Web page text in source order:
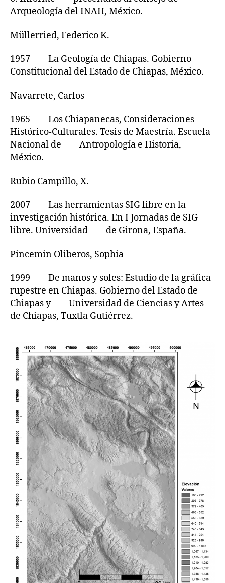
Arqueología del INAH, México.
Müllerried, Federico K.
1957 La Geología de Chiapas. Gobierno
Constitucional del Estado de Chiapas, México.
Navarrete, Carlos
1965 Los Chiapanecas, Consideraciones
Histórico-Culturales. Tesis de Maestría. Escuela
Nacional de Antropología e Historia,
México.
Rubio Campillo, X.
2007 Las herramientas SIG libre en la
investigación histórica. En I Jornadas de SIG
libre. Universidad de Girona, España.
Pincemin Oliberos, Sophia
1999 De manos y soles: Estudio de la gráfica
rupestre en Chiapas. Gobierno del Estado de
Chiapas y Universidad de Ciencias y Artes
de Chiapas, Tuxtla Gutiérrez.